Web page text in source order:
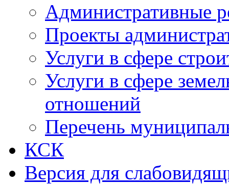
Административные
Проекты
Услуги в сфере
Услуги в сфере
отношений
Перечень
КСК
Версия для